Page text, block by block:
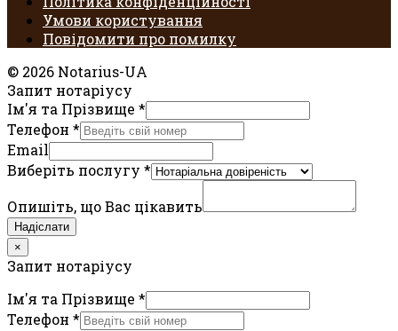
Умови користування
Повідомити про помилку
© 2026 Notarius-UA
Запит нотаріусу
Ім'я та Прізвище *
Телефон *
Email
Виберіть послугу *
Опишіть, що Вас цікавить
Надіслати
×
Запит нотаріусу
Ім'я та Прізвище *
Телефон *